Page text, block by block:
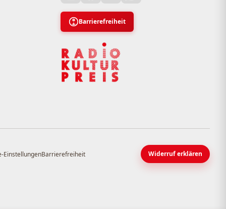
Barrierefreiheit
EinstellungenBarrierefreiheit Widerruf erklären